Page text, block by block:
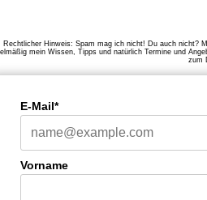
Rechtlicher Hinweis: Spam mag ich nicht! Du auch nicht?
mein Wissen, Tipps und natürlich Termine und
zum
E-Mail*
Vorname